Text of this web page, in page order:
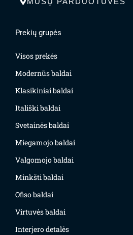
MŪSŲ PARDUOTUVĖS
Prekių grupės
Visos prekės
Modernūs baldai
Klasikiniai baldai
Itališki baldai
Svetainės baldai
Miegamojo baldai
Valgomojo baldai
Minkšti baldai
Ofiso baldai
Virtuvės baldai
Interjero detalės